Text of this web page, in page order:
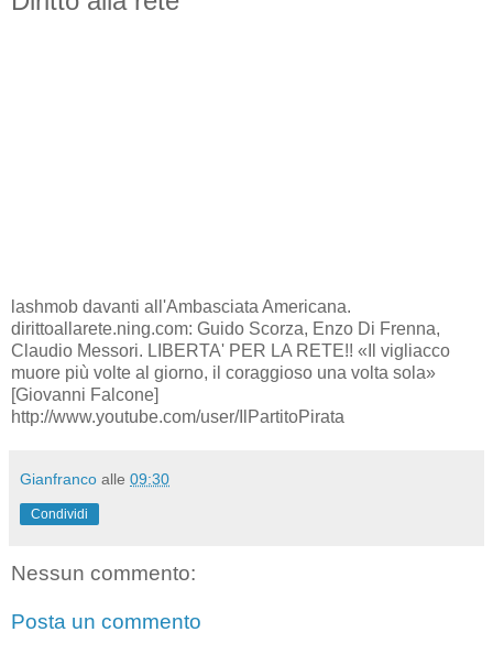
lashmob davanti all'Ambasciata Americana.
dirittoallarete.ning.com: Guido Scorza, Enzo Di Frenna,
Claudio Messori. LIBERTA' PER LA RETE!! «Il vigliacco
muore più volte al giorno, il coraggioso una volta sola»
[Giovanni Falcone]
http://www.youtube.com/user/IlPartitoPirata
Gianfranco alle 09:30
Condividi
Nessun commento:
Posta un commento